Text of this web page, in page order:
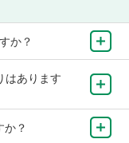
か？
はあります
か？